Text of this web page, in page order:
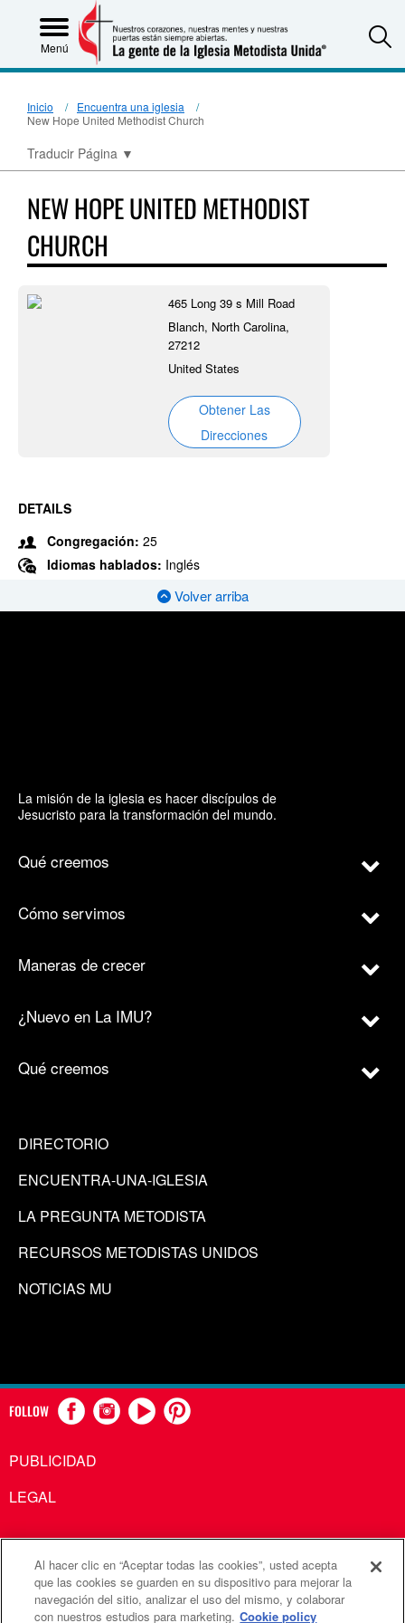
Menú
Inicio
Encuentra una iglesia
New Hope United Methodist Church
Traducir Página ▼
NEW HOPE UNITED METHODIST
CHURCH
465 Long 39 s Mill Road
Blanch, North Carolina,
27212
United States
Obtener Las
Direcciones
DETAILS
Congregación: 25
Idiomas hablados: Inglés
Volver arriba
La misión de la iglesia es hacer discípulos de
Jesucristo para la transformación del mundo.
Qué creemos
Cómo servimos
Maneras de crecer
¿Nuevo en La IMU?
Qué creemos
DIRECTORIO
ENCUENTRA-UNA-IGLESIA
LA PREGUNTA METODISTA
RECURSOS METODISTAS UNIDOS
NOTICIAS MU
FOLLOW
PUBLICIDAD
LEGAL
Comunicaciones Metodistas Unidas es una agencia de la
Iglesia Metodista Unida
Al hacer clic en “Aceptar todas las cookies”, usted acepta
que las cookies se guarden en su dispositivo para mejorar la
navegación del sitio, analizar el uso del mismo, y colaborar
con nuestros estudios para marketing. Cookie policy